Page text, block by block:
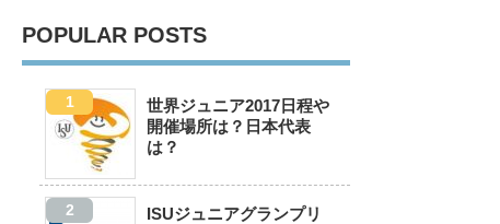
POPULAR POSTS
世界ジュニア2017日程や
開催場所は？日本代表
は？
ISUジュニアグランプリ